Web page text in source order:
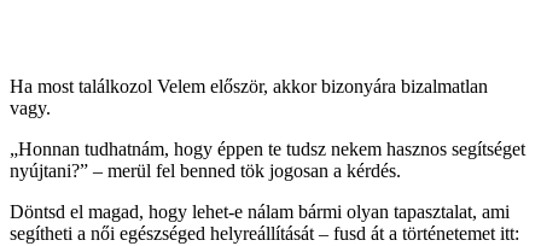
Ha most találkozol Velem először, akkor bizonyára bizalmatlan
vagy.
„Honnan tudhatnám, hogy éppen te tudsz nekem hasznos segítséget
nyújtani?” – merül fel benned tök jogosan a kérdés.
Döntsd el magad, hogy lehet-e nálam bármi olyan tapasztalat, ami
segítheti a női egészséged helyreállítását – fusd át a történetemet itt: